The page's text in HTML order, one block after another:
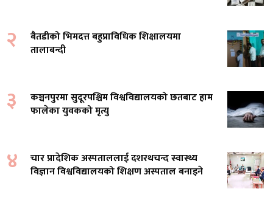
२
बैतडीको भिमदत्त बहुप्राविधिक शिक्षालयमा
तालाबन्दी
३
कञ्चनपुरमा सुदूरपश्चिम विश्वविद्यालयको छतबाट हाम
फालेका युवकको मृत्यु
४
चार प्रादेशिक अस्पताललाई दशरथचन्द स्वास्थ्य
विज्ञान विश्वविद्यालयको शिक्षण अस्पताल बनाइने